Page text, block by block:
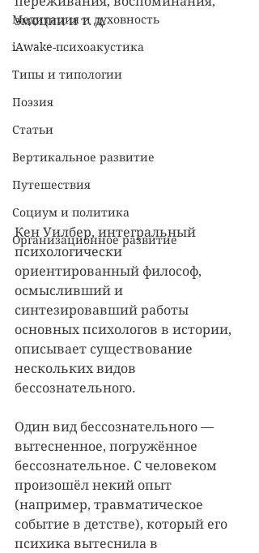
Медитация и духовность
iAwake-психоакустика
Типы и типологии
Поэзия
Статьи
Вертикальное развитие
Путешествия
Социум и политика
Организационное развитие
эмоции и т. д.
Кен Уилбер, интегральный
психологически
ориентированный философ,
осмысливший и
синтезировавший работы
основных психологов в истории,
описывает существование
нескольких видов
бессознательного.
Один вид бессознательного —
вытесненное, погружённое
бессознательное. С человеком
произошёл некий опыт
(например, травматическое
событие в детстве), который его
психика вытеснила в